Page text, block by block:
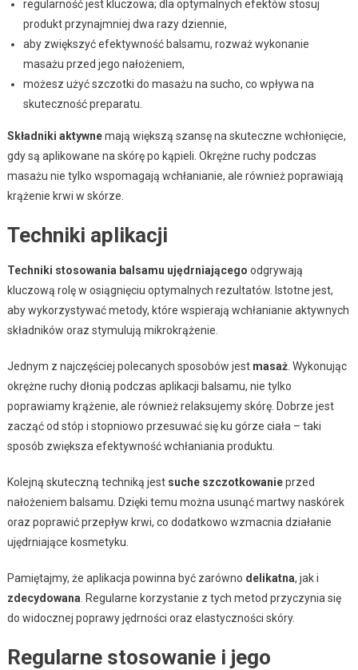
regularność jest kluczowa; dla optymalnych efektów stosuj
produkt przynajmniej dwa razy dziennie,
aby zwiększyć efektywność balsamu, rozważ wykonanie
masażu przed jego nałożeniem,
możesz użyć szczotki do masażu na sucho, co wpływa na
skuteczność preparatu.
Składniki aktywnemają większą szansę na skuteczne wchłonięcie,
gdy są aplikowane na skórę po kąpieli. Okrężne ruchy podczas
masażu nie tylko wspomagają wchłanianie, ale również poprawiają
krążenie krwi w skórze.
Techniki aplikacji
Techniki stosowania balsamu ujędrniającego odgrywają
kluczową rolę w osiągnięciu optymalnych rezultatów. Istotne jest,
aby wykorzystywać metody, które wspierają wchłanianie aktywnych
składników oraz stymulują mikrokrążenie.
Jednym z najczęściej polecanych sposobów jest masaż. Wykonując
okrężne ruchy dłonią podczas aplikacji balsamu, nie tylko
poprawiamy krążenie, ale również relaksujemy skórę. Dobrze jest
zacząć od stóp i stopniowo przesuwać się ku górze ciała – taki
sposób zwiększa efektywność wchłaniania produktu.
Kolejną skuteczną techniką jest suche szczotkowanieprzed
nałożeniem balsamu. Dzięki temu można usunąć martwy naskórek
oraz poprawić przepływ krwi, co dodatkowo wzmacnia działanie
ujędrniające kosmetyku.
Pamiętajmy, że aplikacja powinna być zarówno delikatna, jak i
zdecydowana . Regularne korzystanie z tych metod przyczynia się
do widocznej poprawy jędrności oraz elastyczności skóry.
Regularne stosowanie i jego